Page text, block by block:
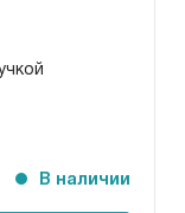
В наличии